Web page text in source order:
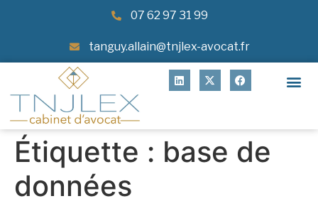
07 62 97 31 99
tanguy.allain@tnjlex-avocat.fr
Étiquette : base de
données